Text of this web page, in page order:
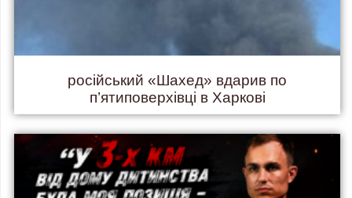
російський «Шахед» вдарив по
п’ятиповерхівці в Харкові